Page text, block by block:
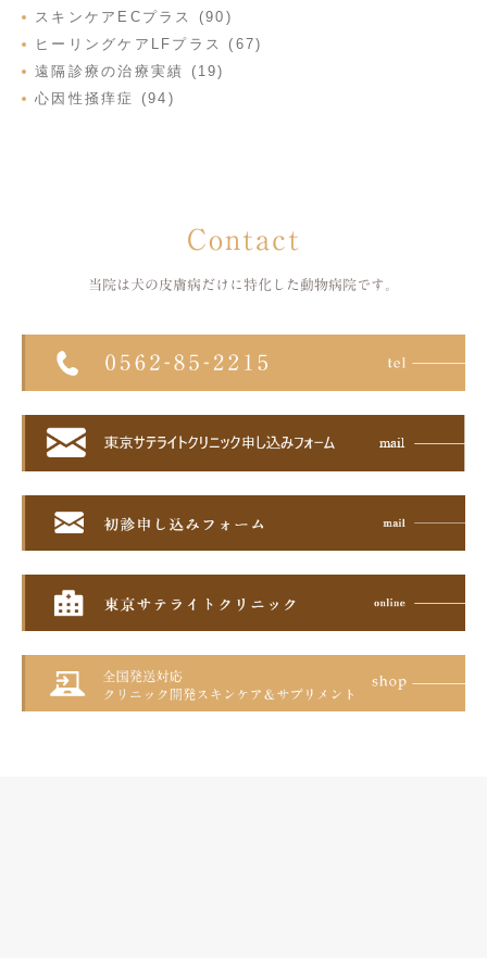
スキンケアECプラス (90)
ヒーリングケアLFプラス (67)
遠隔診療の治療実績 (19)
心因性掻痒症 (94)
Contact
当院は犬の皮膚病だけに特化した 動物病院です。